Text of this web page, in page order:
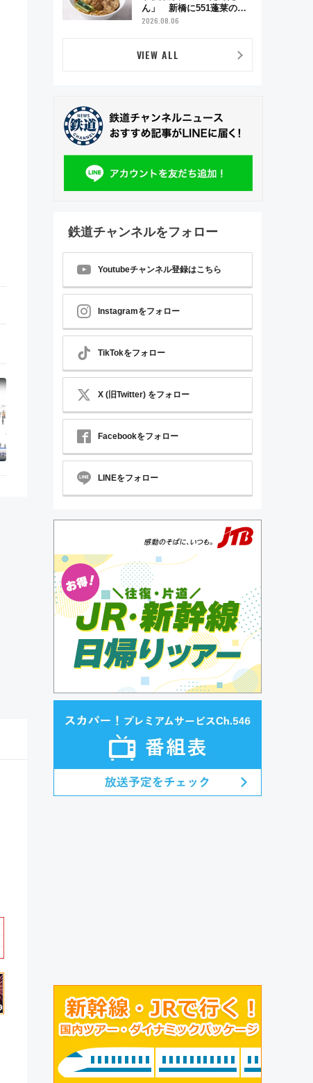
ん」 新橋に551蓬莱の
DNAを継ぐ「東京豚饅」、
【2026年8月】
2026.08.06
VIEW ALL
鉄道チャンネルをフォロー
Youtubeチャンネル登録はこちら
Instagramをフォロー
TikTokをフォロー
X (旧Twitter) をフォロー
Facebookをフォロー
LINEをフォロー